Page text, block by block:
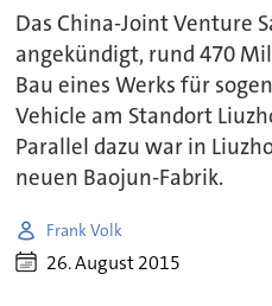
Das China-Joint Venture
angekündigt, rund 470
Bau eines Werks für
Vehicle am Standort
Parallel dazu war in
neuen Baojun-Fabrik.
Frank Volk
26. August 2015